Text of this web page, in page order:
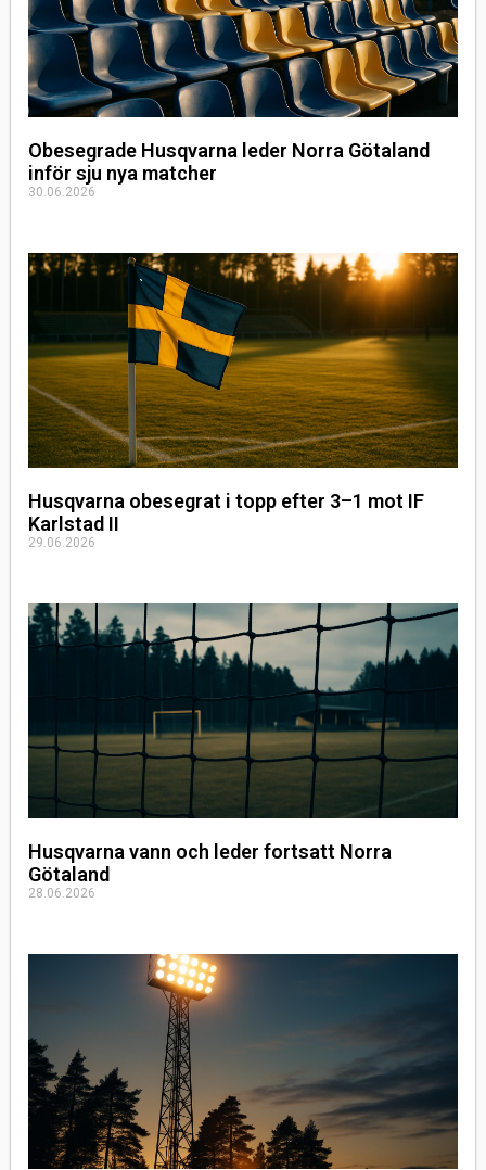
Obesegrade Husqvarna leder Norra Götaland
inför sju nya matcher
30.06.2026
Husqvarna obesegrat i topp efter 3–1 mot IF
Karlstad II
29.06.2026
Husqvarna vann och leder fortsatt Norra
Götaland
28.06.2026